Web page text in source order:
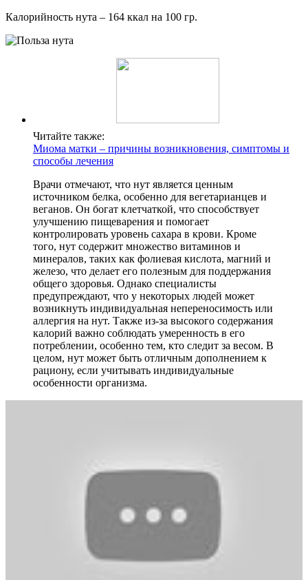
Калорийность нута – 164 ккал на 100 гр.
Читайте также:
Миома матки – причины возникновения, симптомы и
способы лечения
Врачи отмечают, что нут является ценным
источником белка, особенно для вегетарианцев и
веганов. Он богат клетчаткой, что способствует
улучшению пищеварения и помогает
контролировать уровень сахара в крови. Кроме
того, нут содержит множество витаминов и
минералов, таких как фолиевая кислота, магний и
железо, что делает его полезным для поддержания
общего здоровья. Однако специалисты
предупреждают, что у некоторых людей может
возникнуть индивидуальная непереносимость или
аллергия на нут. Также из-за высокого содержания
калорий важно соблюдать умеренность в его
потреблении, особенно тем, кто следит за весом. В
целом, нут может быть отличным дополнением к
рациону, если учитывать индивидуальные
особенности организма.